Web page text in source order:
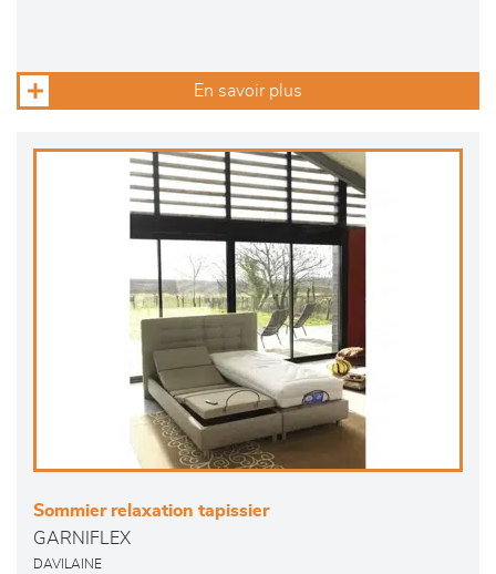
En savoir plus
Sommier relaxation tapissier
GARNIFLEX
DAVILAINE